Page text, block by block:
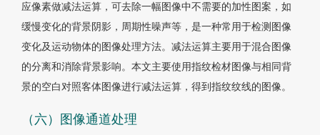
应像素做减法运算，可去除一幅图像中不需要的加性图案，如
缓慢变化的背景阴影，周期性噪声等，是一种常用于检测图像
变化及运动物体的图像处理方法。减法运算主要用于混合图像
的分离和消除背景影响。本文主要使用指纹检材图像与相同背
景的空白对照客体图像进行减法运算，得到指纹纹线的图像。
（六）图像通道处理